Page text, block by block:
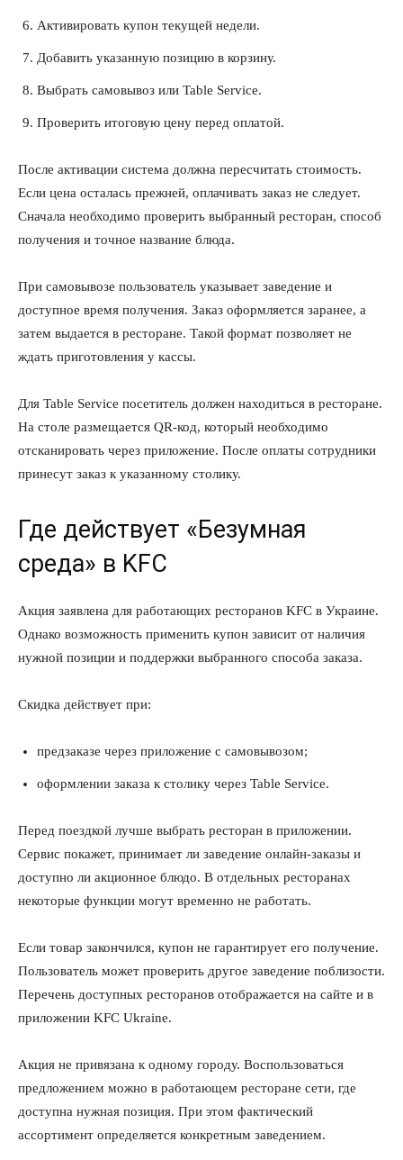
Активировать купон текущей недели.
Добавить указанную позицию в корзину.
Выбрать самовывоз или Table Service.
Проверить итоговую цену перед оплатой.
После активации система должна пересчитать стоимость.
Если цена осталась прежней, оплачивать заказ не следует.
Сначала необходимо проверить выбранный ресторан, способ
получения и точное название блюда.
При самовывозе пользователь указывает заведение и
доступное время получения. Заказ оформляется заранее, а
затем выдается в ресторане. Такой формат позволяет не
ждать приготовления у кассы.
Для Table Service посетитель должен находиться в ресторане.
На столе размещается QR-код, который необходимо
отсканировать через приложение. После оплаты сотрудники
принесут заказ к указанному столику.
Где действует «Безумная
среда» в KFC
Акция заявлена для работающих ресторанов KFC в Украине.
Однако возможность применить купон зависит от наличия
нужной позиции и поддержки выбранного способа заказа.
Скидка действует при:
предзаказе через приложение с самовывозом;
оформлении заказа к столику через Table Service.
Перед поездкой лучше выбрать ресторан в приложении.
Сервис покажет, принимает ли заведение онлайн-заказы и
доступно ли акционное блюдо. В отдельных ресторанах
некоторые функции могут временно не работать.
Если товар закончился, купон не гарантирует его получение.
Пользователь может проверить другое заведение поблизости.
Перечень доступных ресторанов отображается на сайте и в
приложении KFC Ukraine.
Акция не привязана к одному городу. Воспользоваться
предложением можно в работающем ресторане сети, где
доступна нужная позиция. При этом фактический
ассортимент определяется конкретным заведением.